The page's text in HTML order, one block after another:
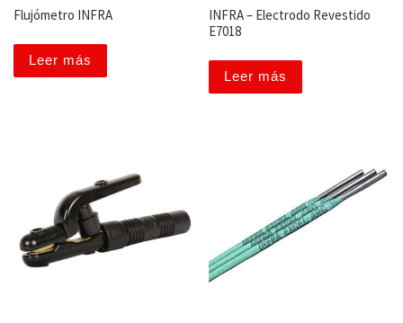
Flujómetro INFRA
Leer más
INFRA – Electrodo Revestido
E7018
Leer más